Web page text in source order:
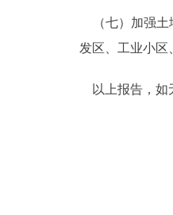
（七）加强土
发区、工业小区
以上报告，如